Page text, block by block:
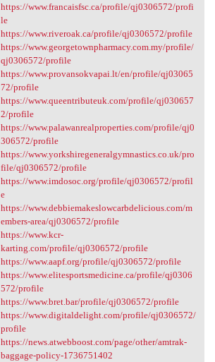
https://www.francaisfsc.ca/profile/qj0306572/profi
le
https://www.riveroak.ca/profile/qj0306572/profile
https://www.georgetownpharmacy.com.my/profile/
qj0306572/profile
https://www.provansokvapai.lt/en/profile/qj03065
72/profile
https://www.queentributeuk.com/profile/qj030657
2/profile
https://www.palawanrealproperties.com/profile/qj0
306572/profile
https://www.yorkshiregeneralgymnastics.co.uk/pro
file/qj0306572/profile
https://www.imdosoc.org/profile/qj0306572/profil
e
https://www.debbiemakeslowcarbdelicious.com/m
embers-area/qj0306572/profile
https://www.kcr-
karting.com/profile/qj0306572/profile
https://www.aapf.org/profile/qj0306572/profile
https://www.elitesportsmedicine.ca/profile/qj0306
572/profile
https://www.bret.bar/profile/qj0306572/profile
https://www.digitaldelight.com/profile/qj0306572/
profile
https://news.atwebboost.com/page/other/amtrak-
baggage-policy-1736751402